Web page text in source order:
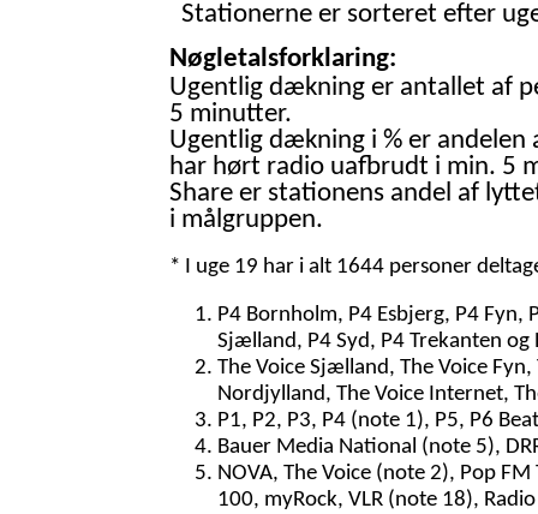
Stationerne er sorteret efter
Nøgletalsforklaring:
Ugentlig dækning er antallet af
5 minutter.
Ugentlig dækning i % er
har hørt radio uafbrudt i min. 5
Share er stationens andel af
i målgruppen.
* I uge 19 har i alt 1644 personer
P4 Bornholm, P4 Esbjerg, P4
Sjælland, P4 Syd, P4 Trekanten
The Voice Sjælland, The Voice
Nordjylland, The Voice Internet,
P1, P2, P3, P4 (note 1), P5, P6
Bauer Media National (note 5),
NOVA, The Voice (note 2), Pop
100, myRock, VLR (note 18),